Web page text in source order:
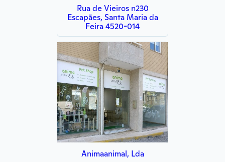
Rua de Vieiros n230
Escapães, Santa Maria da
Feira 4520-014
Animaanimal, Lda